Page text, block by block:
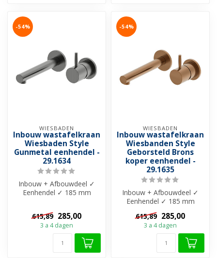
-54%
WIESBADEN
Inbouw wastafelkraan
Wiesbaden Style
Gunmetal eenhendel -
29.1634
Inbouw + Afbouwdeel ✓
Eenhendel ✓ 185 mm
615,89 285,00
3 a 4 dagen
-54%
WIESBADEN
Inbouw wastafelkraan
Wiesbanden Style
Geborsteld Brons
koper eenhendel -
29.1635
Inbouw + Afbouwdeel ✓
Eenhendel ✓ 185 mm
materiaal ✓ Gepolijst...
615,89 285,00
3 a 4 dagen